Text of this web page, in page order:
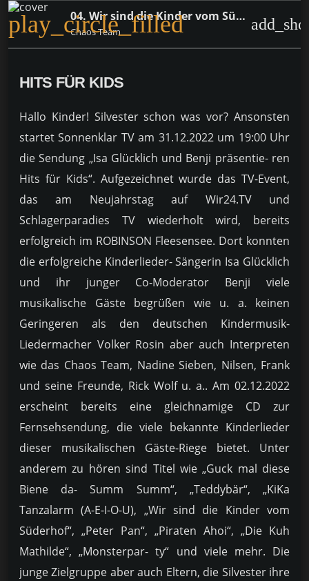
play_circle_filled 04. Wir sind die Kinder vom Süderhof
Chaos Team
HITS FÜR KIDS
Hallo Kinder! Silvester schon was vor? Ansonsten
startet Sonnenklar TV am 31.12.2022 um 19:00 Uhr
die Sendung „Isa Glücklich und Benji präsentie- ren
Hits für Kids“. Aufgezeichnet wurde das TV-Event,
das am Neujahrstag auf Wir24.TV und
Schlagerparadies TV wiederholt wird, bereits
erfolgreich im ROBINSON Fleesensee. Dort konnten
die erfolgreiche Kinderlieder- Sängerin Isa Glücklich
und ihr junger Co-Moderator Benji viele
musikalische Gäste begrüßen wie u. a. keinen
Geringeren als den deutschen Kindermusik-
Liedermacher Volker Rosin aber auch Interpreten
wie das Chaos Team, Nadine Sieben, Nilsen, Frank
und seine Freunde, Rick Wolf u. a.. Am 02.12.2022
erscheint bereits eine gleichnamige CD zur
Fernsehsendung, die viele bekannte Kinderlieder
dieser musikalischen Gäste-Riege bietet. Unter
anderem zu hören sind Titel wie „Guck mal diese
Biene da- Summ Summ“, „Teddybär“, „KiKa
Tanzalarm (A-E-I-O-U), „Wir sind die Kinder vom
Süderhof“, „Peter Pan“, „Piraten Ahoi“, „Die Kuh
Mathilde“, „Monsterpar- ty“ und viele mehr. Die
junge Zielgruppe aber auch Eltern, die Silvester ihre